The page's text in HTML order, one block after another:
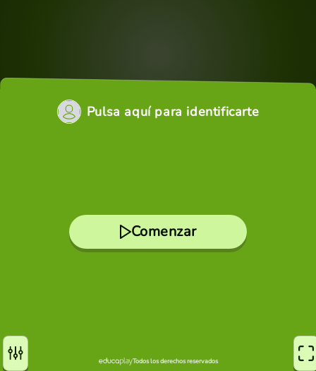
Pulsa aquí para identificarte
Comenzar
Todos los derechos reservados